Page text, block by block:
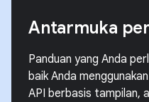
Antarmuka
Panduan yang Anda
baik Anda
API berbasis tampilan,